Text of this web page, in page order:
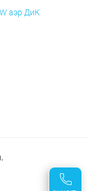
аэр ДиК